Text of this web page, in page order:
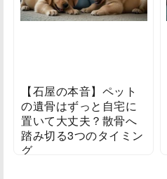
【石屋の本音】ペット
の遺骨はずっと自宅に
置いて大丈夫？散骨へ
踏み切る3つのタイミン
グ